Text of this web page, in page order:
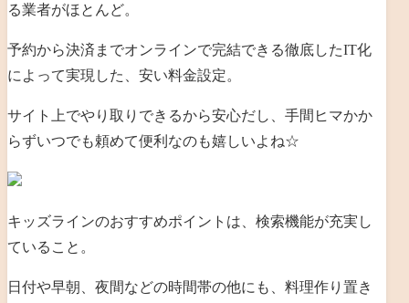
る業者がほとんど。
予約から決済までオンラインで完結できる徹底したIT化
によって実現した、安い料金設定。
サイト上でやり取りできるから安心だし、手間ヒマかか
らずいつでも頼めて便利なのも嬉しいよね☆
キッズラインのおすすめポイントは、検索機能が充実し
ていること。
日付や早朝、夜間などの時間帯の他にも、料理作り置き